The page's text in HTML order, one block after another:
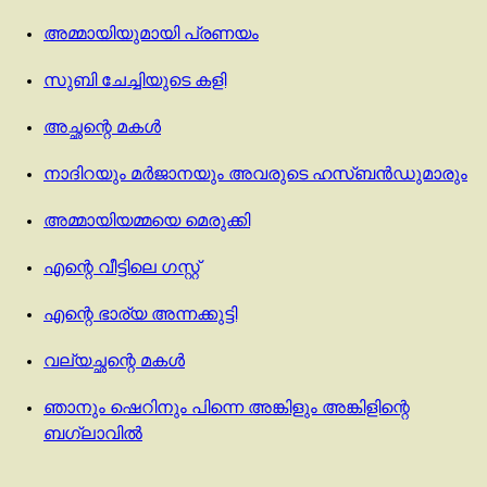
അമ്മായിയുമായി പ്രണയം
സുബി ചേച്ചിയുടെ കളി
അച്ഛന്റെ മകൾ
നാദിറയും മർജാനയും അവരുടെ ഹസ്ബൻഡുമാരും
അമ്മായിയമ്മയെ മെരുക്കി
എന്റെ വീട്ടിലെ ഗസ്റ്റ്‌
എന്റെ ഭാര്യ അന്നക്കുട്ടി
വല്യച്ഛന്റെ മകൾ
ഞാനും ഷെറിനും പിന്നെ അങ്കിളും അങ്കിളിന്റെ
ബഗ്ലാവിൽ